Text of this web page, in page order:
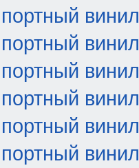
винил
винил
винил
винил
винил
винил